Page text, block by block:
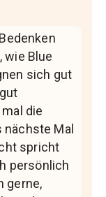
wie Blue
sich gut
die
nächste Mal
spricht
persönlich
gerne,